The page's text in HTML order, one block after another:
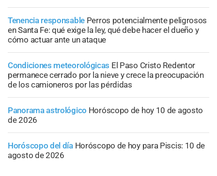
Tenencia responsable Perros potencialmente peligrosos
en Santa Fe: qué exige la ley, qué debe hacer el dueño y
cómo actuar ante un ataque
Condiciones meteorológicas El Paso Cristo Redentor
permanece cerrado por la nieve y crece la preocupación
de los camioneros por las pérdidas
Panorama astrológico Horóscopo de hoy 10 de agosto
de 2026
Horóscopo del día Horóscopo de hoy para Piscis: 10 de
agosto de 2026